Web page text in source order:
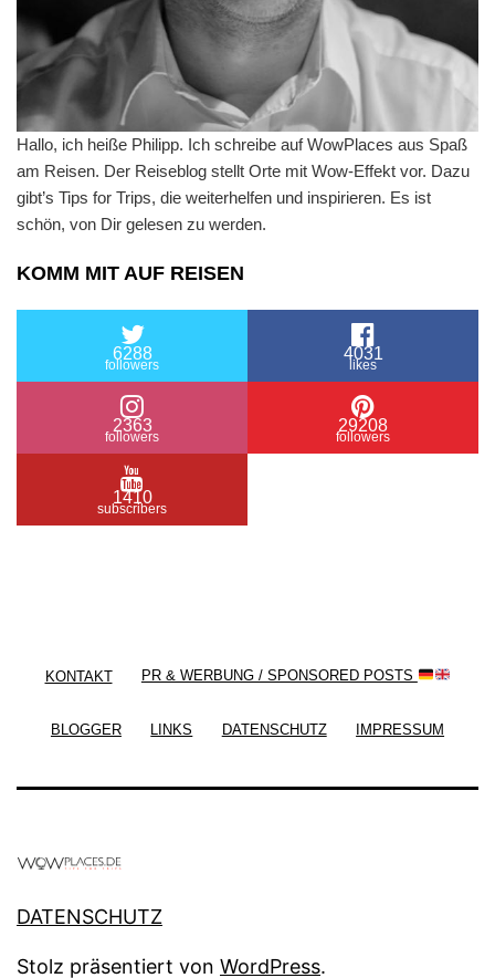
Hallo, ich heiße Philipp. Ich schreibe auf WowPlaces aus Spaß
am Reisen. Der Reiseblog stellt Orte mit Wow-Effekt vor. Dazu
gibt’s Tips for Trips, die weiterhelfen und inspirieren. Es ist
schön, von Dir gelesen zu werden.
KOMM MIT AUF REISEN
6288
followers
4031
likes
2363
followers
29208
followers
1410
subscribers
KONTAKT PR & WERBUNG / SPONSORED POSTS
BLOGGER LINKS DATENSCHUTZ IMPRESSUM
DATENSCHUTZ
Stolz präsentiert von WordPress.